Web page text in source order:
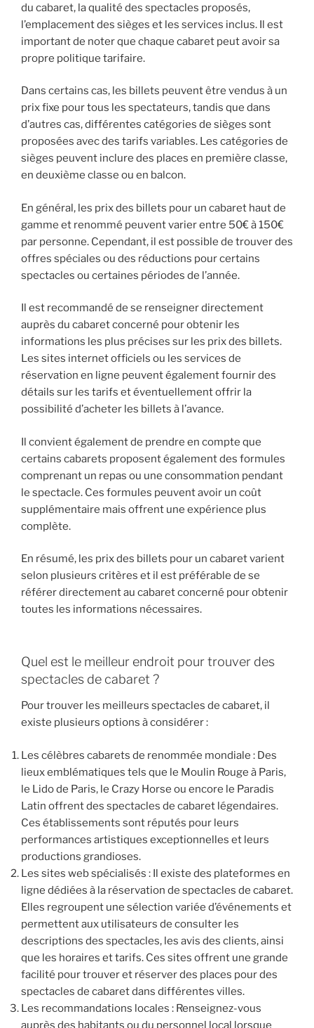
du cabaret, la qualité des spectacles proposés,
l’emplacement des sièges et les services inclus. Il est
important de noter que chaque cabaret peut avoir sa
propre politique tarifaire.
Dans certains cas, les billets peuvent être vendus à un
prix fixe pour tous les spectateurs, tandis que dans
d’autres cas, différentes catégories de sièges sont
proposées avec des tarifs variables. Les catégories de
sièges peuvent inclure des places en première classe,
en deuxième classe ou en balcon.
En général, les prix des billets pour un cabaret haut de
gamme et renommé peuvent varier entre 50€ à 150€
par personne. Cependant, il est possible de trouver des
offres spéciales ou des réductions pour certains
spectacles ou certaines périodes de l’année.
Il est recommandé de se renseigner directement
auprès du cabaret concerné pour obtenir les
informations les plus précises sur les prix des billets.
Les sites internet officiels ou les services de
réservation en ligne peuvent également fournir des
détails sur les tarifs et éventuellement offrir la
possibilité d’acheter les billets à l’avance.
Il convient également de prendre en compte que
certains cabarets proposent également des formules
comprenant un repas ou une consommation pendant
le spectacle. Ces formules peuvent avoir un coût
supplémentaire mais offrent une expérience plus
complète.
En résumé, les prix des billets pour un cabaret varient
selon plusieurs critères et il est préférable de se
référer directement au cabaret concerné pour obtenir
toutes les informations nécessaires.
Quel est le meilleur endroit pour trouver des
spectacles de cabaret ?
Pour trouver les meilleurs spectacles de cabaret, il
existe plusieurs options à considérer :
Les célèbres cabarets de renommée mondiale : Des
lieux emblématiques tels que le Moulin Rouge à Paris,
le Lido de Paris, le Crazy Horse ou encore le Paradis
Latin offrent des spectacles de cabaret légendaires.
Ces établissements sont réputés pour leurs
performances artistiques exceptionnelles et leurs
productions grandioses.
Les sites web spécialisés : Il existe des plateformes en
ligne dédiées à la réservation de spectacles de cabaret.
Elles regroupent une sélection variée d’événements et
permettent aux utilisateurs de consulter les
descriptions des spectacles, les avis des clients, ainsi
que les horaires et tarifs. Ces sites offrent une grande
facilité pour trouver et réserver des places pour des
spectacles de cabaret dans différentes villes.
Les recommandations locales : Renseignez-vous
auprès des habitants ou du personnel local lorsque